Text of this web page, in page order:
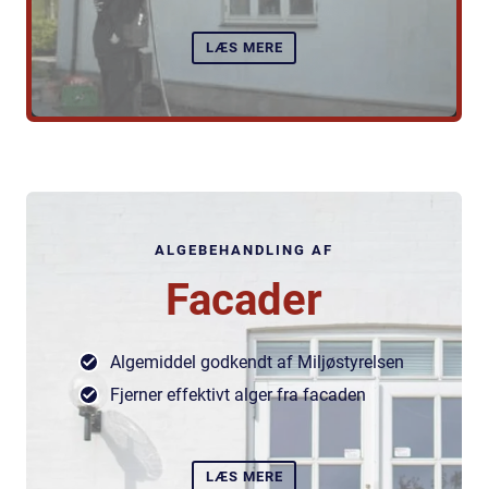
LÆS MERE
ALGEBEHANDLING AF
Facader
Algemiddel godkendt af Miljøstyrelsen
Fjerner effektivt alger fra facaden
LÆS MERE